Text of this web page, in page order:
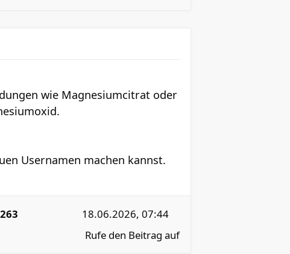
wie Magnesiumcitrat oder
Usernamen machen kannst.
18.06.2026, 07:44
Rufe den Beitrag auf